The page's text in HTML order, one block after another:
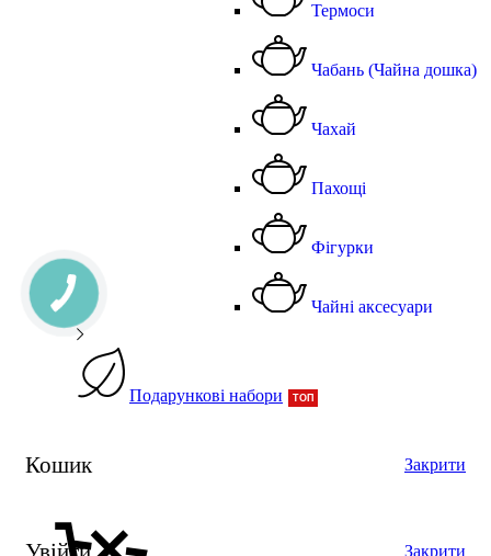
Термоси
Чабань (Чайна дошка)
Чахай
Пахощі
Фігурки
Чайні аксесуари
Подарункові набори ТОП
Кошик Закрити
Увійти Закрити